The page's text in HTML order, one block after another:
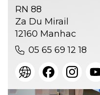
RN 88
Za Du Mirail
12160 Manhac
05 65 69 12 18